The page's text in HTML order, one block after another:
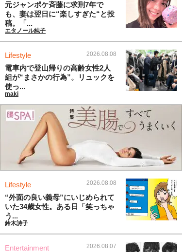
元ジャンポケ斉藤に求刑7年で
も、妻は翌日に“楽しすぎた“と投
稿。「...
エタノール純子
Lifestyle 2026.08.08
電車内で登山帰りの高齢女性2人
組が“まさかの行為”。リュックを
使っ...
maki
Lifestyle 2026.08.08
“外面の良い義母”にいじめられて
いた34歳女性。ある日「笑っちゃ
う...
鈴木詩子
Entertainment 2026.08.07